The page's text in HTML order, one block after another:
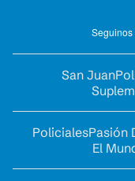
Seguinos
San Juan
PolicialesPasión
El